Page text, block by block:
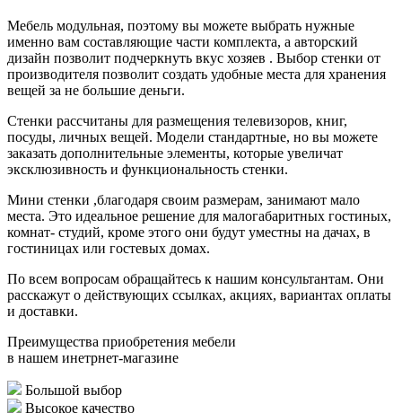
Мебель модульная, поэтому вы можете выбрать нужные
именно вам составляющие части комплекта, а авторский
дизайн позволит подчеркнуть вкус хозяев . Выбор стенки от
производителя позволит создать удобные места для хранения
вещей за не большие деньги.
Стенки рассчитаны для размещения телевизоров, книг,
посуды, личных вещей. Модели стандартные, но вы можете
заказать дополнительные элементы, которые увеличат
эксклюзивность и функциональность стенки.
Мини стенки ,благодаря своим размерам, занимают мало
места. Это идеальное решение для малогабаритных гостиных,
комнат- студий, кроме этого они будут уместны на дачах, в
гостиницах или гостевых домах.
По всем вопросам обращайтесь к нашим консультантам. Они
расскажут о действующих ссылках, акциях, вариантах оплаты
и доставки.
Преимущества приобретения мебели
в нашем инетрнет-магазине
Большой выбор
Высокое качество